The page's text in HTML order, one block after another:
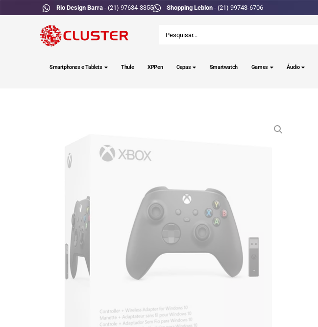
Rio Design Barra- (21) 97634-3355 Shopping Leblon - (21) 99743-6706
Smartphones e Tablets Thule XPPen Capas Smartwatch Games Áudio